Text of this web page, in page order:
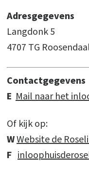
Adresgegevens
Langdonk 5
4707 TG
Contactgegevens
E Mail naar het
Of kijk op:
WWebsite de
F